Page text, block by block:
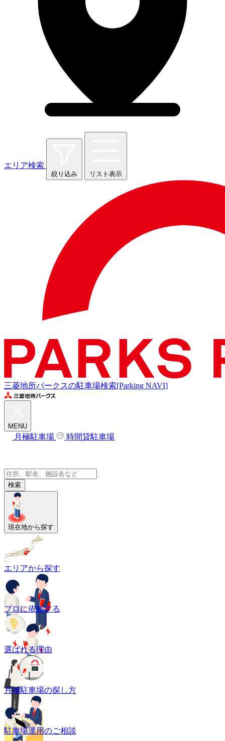
エリア検索
絞り込み リスト表示
三菱地所パークスの駐車場検索[Parking NAVI]
MENU
月極駐車場 時間貸駐車場
検索
現在地から探す
エリアから探す
プロに依頼する
選ばれる理由
月極駐車場の探し方
駐車場運用のご相談